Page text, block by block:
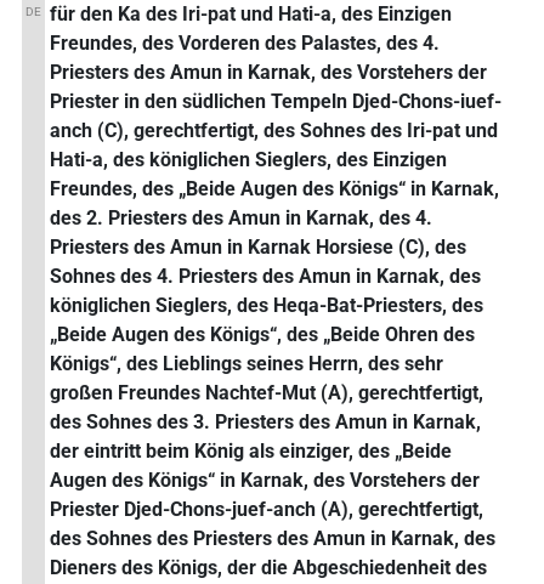
DE für den Ka des Iri-pat und Hati-a, des Einzigen
Freundes, des Vorderen des Palastes, des 4.
Priesters des Amun in Karnak, des Vorstehers der
Priester in den südlichen Tempeln Djed-Chons-iuef-
anch (C), gerechtfertigt, des Sohnes des Iri-pat und
Hati-a, des königlichen Sieglers, des Einzigen
Freundes, des „Beide Augen des Königs“ in Karnak,
des 2. Priesters des Amun in Karnak, des 4.
Priesters des Amun in Karnak Horsiese (C), des
Sohnes des 4. Priesters des Amun in Karnak, des
königlichen Sieglers, des Heqa-Bat-Priesters, des
„Beide Augen des Königs“, des „Beide Ohren des
Königs“, des Lieblings seines Herrn, des sehr
großen Freundes Nachtef-Mut (A), gerechtfertigt,
des Sohnes des 3. Priesters des Amun in Karnak,
der eintritt beim König als einziger, des „Beide
Augen des Königs“ in Karnak, des Vorstehers der
Priester Djed-Chons-juef-anch (A), gerechtfertigt,
des Sohnes des Priesters des Amun in Karnak, des
Dieners des Königs, der die Abgeschiedenheit des